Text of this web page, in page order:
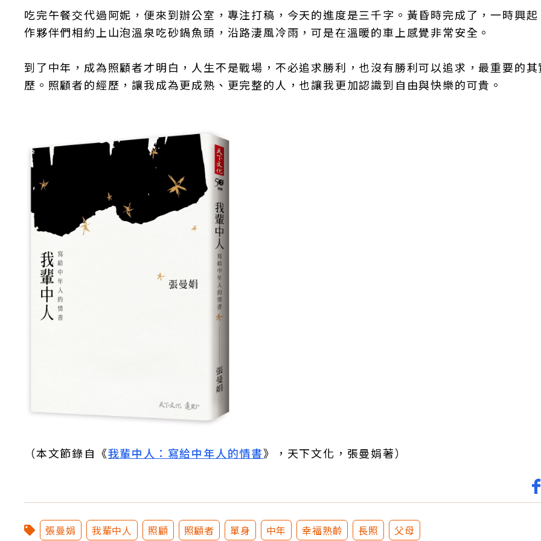
吃完午餐交代過阿妮，便來到辦公室，專注打稿，今天的進度是三千字。黃昏時完成了，一時興起
作夥伴們相約上山泡溫泉吃砂鍋魚頭，沿路淒風冷雨，可是在溫暖的車上感覺非常安全。
到了中年，成為照顧者才明白，人生不是戰場，不必追求勝利，也沒有勝利可以追求，最重要的其
歷。照顧者的經歷，讓我成為更成熟、更完整的人，也讓我更加認識到自由與快樂的可貴。
（本文節錄自《我輩中人：寫給中年人的情書》，天下文化，張曼娟著）
張曼娟 我輩中人 照顧 照顧者 單身 中年 幸福熟齡 長照 父母